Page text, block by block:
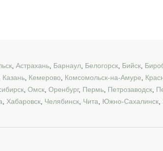
Астрахань Барнаул Белогорск Бийск
Казань Кемерово Комсомольск-на-Амуре
Омск Оренбург, Пермь Петрозаводск
Хабаровск Челябинск Чита Южно-Сахалинск